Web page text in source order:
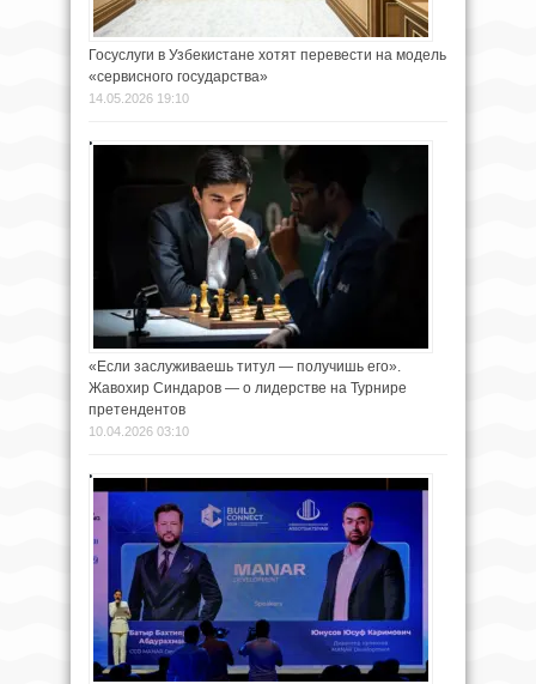
Госуслуги в Узбекистане хотят перевести на модель
«сервисного государства»
14.05.2026 19:10
«Если заслуживаешь титул — получишь его».
Жавохир Синдаров — о лидерстве на Турнире
претендентов
10.04.2026 03:10